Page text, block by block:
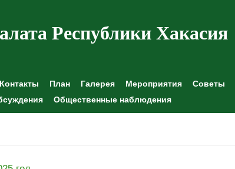
Республики Хакасия
Контакты План Галерея Мероприятия Советы
Общественные наблюдения